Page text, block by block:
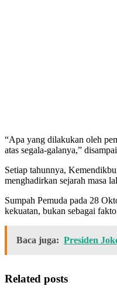
“Apa yang dilakukan oleh
atas segala-galanya,”
Setiap tahunnya,
menghadirkan sejarah masa
Sumpah Pemuda pada 28
kekuatan, bukan sebagai
Baca juga: Presiden
Related posts